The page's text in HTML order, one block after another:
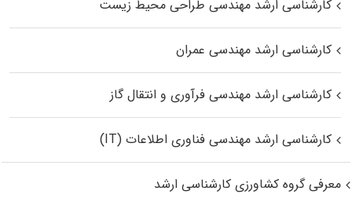
کارشناسی ارشد مهندسی طراحی محیط زیست
کارشناسی ارشد مهندسی عمران
کارشناسی ارشد مهندسی فرآوری و انتقال گاز
کارشناسی ارشد مهندسی فناوری اطلاعات (IT)
معرفی گروه کشاورزی کارشناسی ارشد